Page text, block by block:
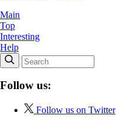
Main
Top
Interesting
Help
Follow us:
Follow us on Twitter